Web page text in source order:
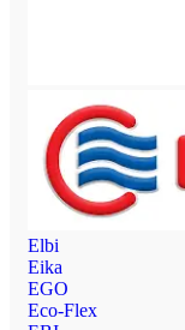
Elbi
Eika
EGO
Eco-Flex